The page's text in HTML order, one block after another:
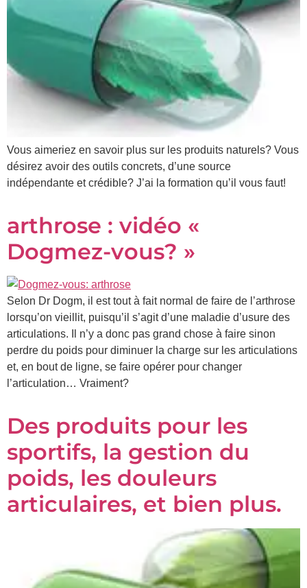
Vous aimeriez en savoir plus sur les produits naturels? Vous
désirez avoir des outils concrets, d’une source
indépendante et crédible? J’ai la formation qu’il vous faut!
arthrose : vidéo «
Dogmez-vous? »
Selon Dr Dogm, il est tout à fait normal de faire de l’arthrose
lorsqu’on vieillit, puisqu’il s’agit d’une maladie d’usure des
articulations. Il n’y a donc pas grand chose à faire sinon
perdre du poids pour diminuer la charge sur les articulations
et, en bout de ligne, se faire opérer pour changer
l’articulation… Vraiment?
Des produits pour les
sportifs, la gestion du
poids, les douleurs
articulaires, et bien plus.
Prénom
Courriel
*
vous
désabonner
en
tout
m'abonne